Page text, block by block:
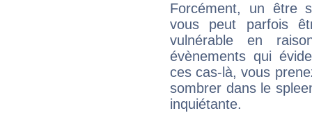
Forcément, un être
vous peut parfois
vulnérable en
évènements qui
ces cas-là, vous
sombrer dans le
inquiétante.